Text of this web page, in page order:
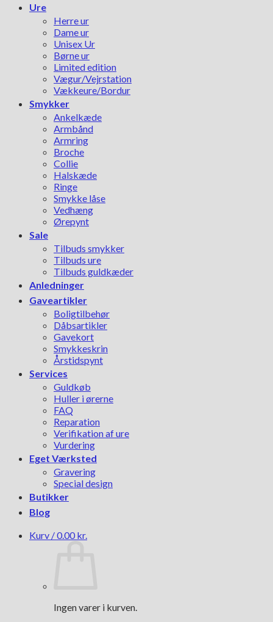
Ure
Herre ur
Dame ur
Unisex Ur
Børne ur
Limited edition
Vægur/Vejrstation
Vækkeure/Bordur
Smykker
Ankelkæde
Armbånd
Armring
Broche
Collie
Halskæde
Ringe
Smykke låse
Vedhæng
Ørepynt
Sale
Tilbuds smykker
Tilbuds ure
Tilbuds guldkæder
Anledninger
Gaveartikler
Boligtilbehør
Dåbsartikler
Gavekort
Smykkeskrin
Årstidspynt
Services
Guldkøb
Huller i ørerne
FAQ
Reparation
Verifikation af ure
Vurdering
Eget Værksted
Gravering
Special design
Butikker
Blog
Kurv /0.00 kr.
Ingen varer i kurven.